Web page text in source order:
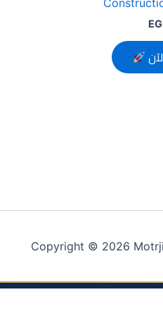
Copyright © 2026